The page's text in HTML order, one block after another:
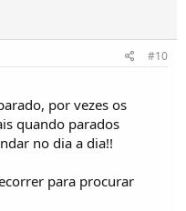
#10
por vezes os
quando parados
no dia a dia!!
para procurar